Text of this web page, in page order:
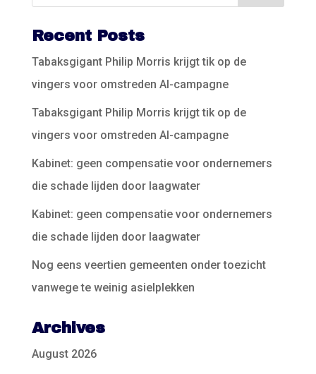
Recent Posts
Tabaksgigant Philip Morris krijgt tik op de
vingers voor omstreden AI-campagne
Tabaksgigant Philip Morris krijgt tik op de
vingers voor omstreden AI-campagne
Kabinet: geen compensatie voor ondernemers
die schade lijden door laagwater
Kabinet: geen compensatie voor ondernemers
die schade lijden door laagwater
Nog eens veertien gemeenten onder toezicht
vanwege te weinig asielplekken
Archives
August 2026